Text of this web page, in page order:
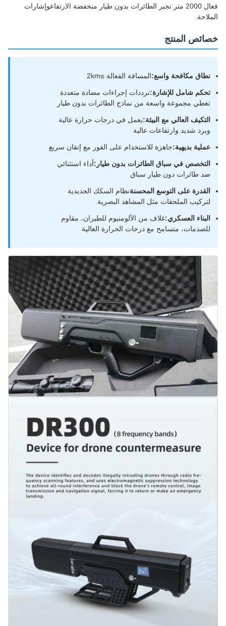
فعال 2000 متر تجبر الطائرات بدون طيار منخفضة الارتفاعوإشارات
الملاحة.
خصائص المنتج
نطاق مكافحة واسع:المسافة الفعالة ≥2km
تحكم شامل للإشارة:ترددات إجراءات مضادة متعددة
تغطي مجموعة واسعة من نماذج الطائرات بدون طيار
التكيف العالي مع البيئة:يعمل في درجات حرارة عالية
وبرد شديد وارتفاعات عالية
عملية بديهية:جاهزة للاستخدام على الفور مع إتقان سريع
التخصص في سباق الطائرات بدون طيار: أداء استثنائي
ضد طائرات دون طيار سباق
القدرة على التوسع المحسنةنظام السكك الحديدية
لتركيب الملحقات مثل المشاهد البصرية
البناء العسكري:غلاف من الألومنيوم للطيران، مقاوم
للصدمات، متسامح مع درجات الحرارة العالية